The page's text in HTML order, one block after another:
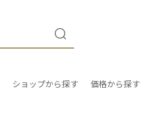
ショップから探す 価格から探す